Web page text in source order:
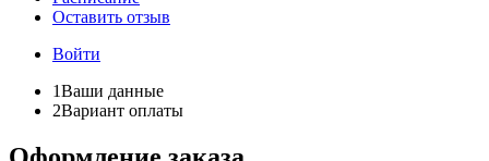
Оставить отзыв
Войти
1Ваши данные
2Вариант оплаты